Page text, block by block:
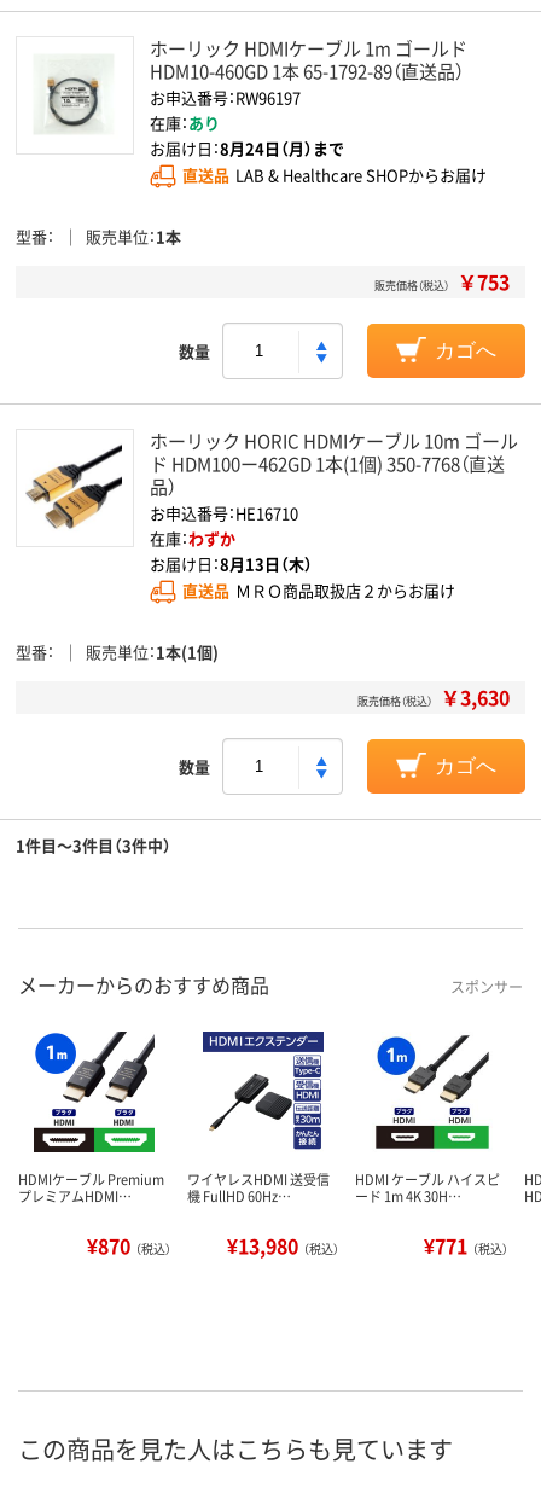
ホーリック HDMIケーブル 1m ゴールド
HDM10-460GD 1本 65-1792-89（直送品）
お申込番号：RW96197
在庫：あり
お届け日：8月24日（月）まで
直送品 LAB & Healthcare SHOPからお届け
型番 販売単位 1本
販売価格（税込） ￥753
数量 カゴへ
ホーリック HORIC HDMIケーブル 10m ゴール
ド HDM100ー462GD 1本(1個) 350-7768（直送
品）
お申込番号：HE16710
在庫：わずか
お届け日：8月13日（木）
直送品 ＭＲＯ商品取扱店２からお届け
型番 販売単位 1本(1個)
販売価格（税込） ￥3,630
数量 カゴへ
1件目～3件目（3件中）
メーカーからのおすすめ商品 スポンサー
HDMIケーブル Premium
プレミアムHDMI…
¥870 （税込）
ワイヤレスHDMI 送受信
機 FullHD 60Hz…
¥13,980 （税込）
HDMI ケーブル ハイスピ
ード 1m 4K 30H…
¥771 （税込）
この商品を見た人はこちらも見ています